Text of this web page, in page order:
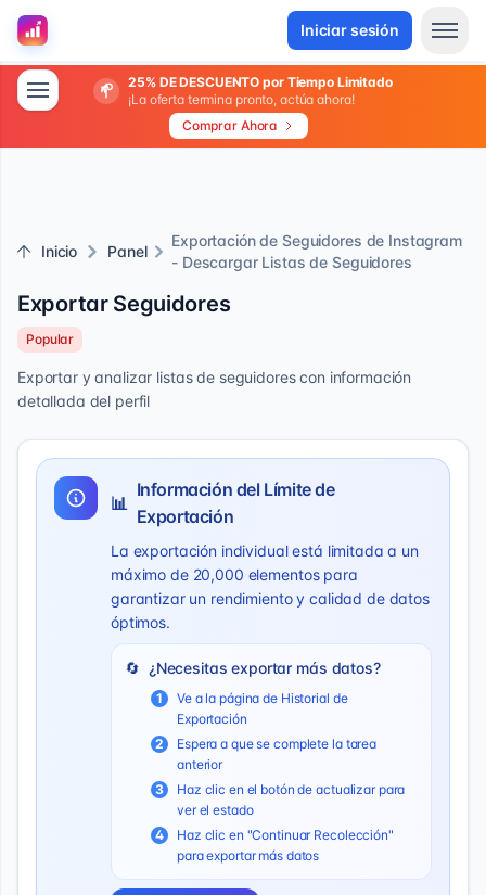
Iniciar sesión
25% DE DESCUENTO por Tiempo Limitado
¡La oferta termina pronto, actúa ahora!
Comprar Ahora
Inicio Panel
Exportación de Seguidores de Instagram
- Descargar Listas de Seguidores
Exportar Seguidores
Popular
Exportar y analizar listas de seguidores con información
detallada del perfil
📊
Información del Límite de
Exportación
La exportación individual está limitada a un
máximo de 20,000 elementos para
garantizar un rendimiento y calidad de datos
óptimos.
🔄 ¿Necesitas exportar más datos?
1
Ve a la página de Historial de
Exportación
2
Espera a que se complete la tarea
anterior
3
Haz clic en el botón de actualizar para
ver el estado
4
Haz clic en "Continuar Recolección"
para exportar más datos